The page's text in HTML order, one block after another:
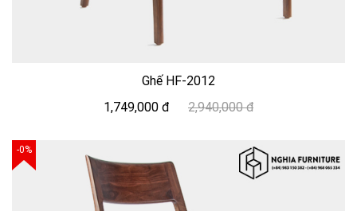
Ghế HF-2012
1,749,000 đ
2,940,000 đ
-0%